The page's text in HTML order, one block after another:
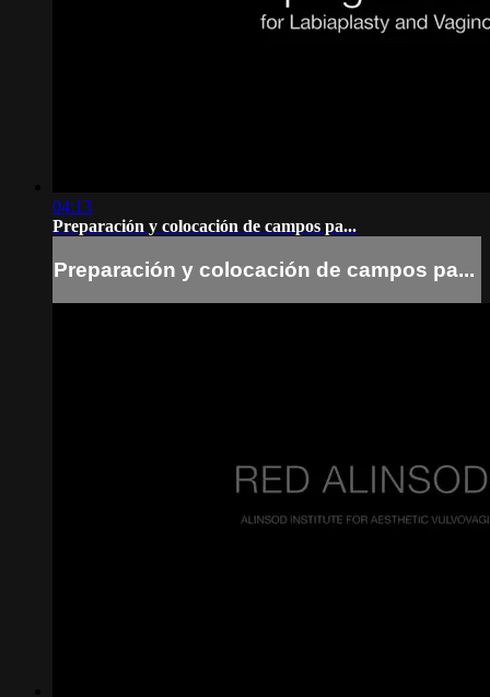
04:13
Preparación y colocación de campos pa...
Preparación y colocación de campos pa...